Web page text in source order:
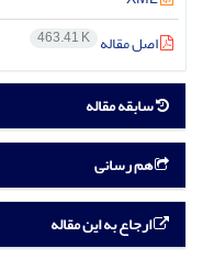
اصل مقاله 463.41 K
سابقه مقاله
هم رسانی
ارجاع به این مقاله